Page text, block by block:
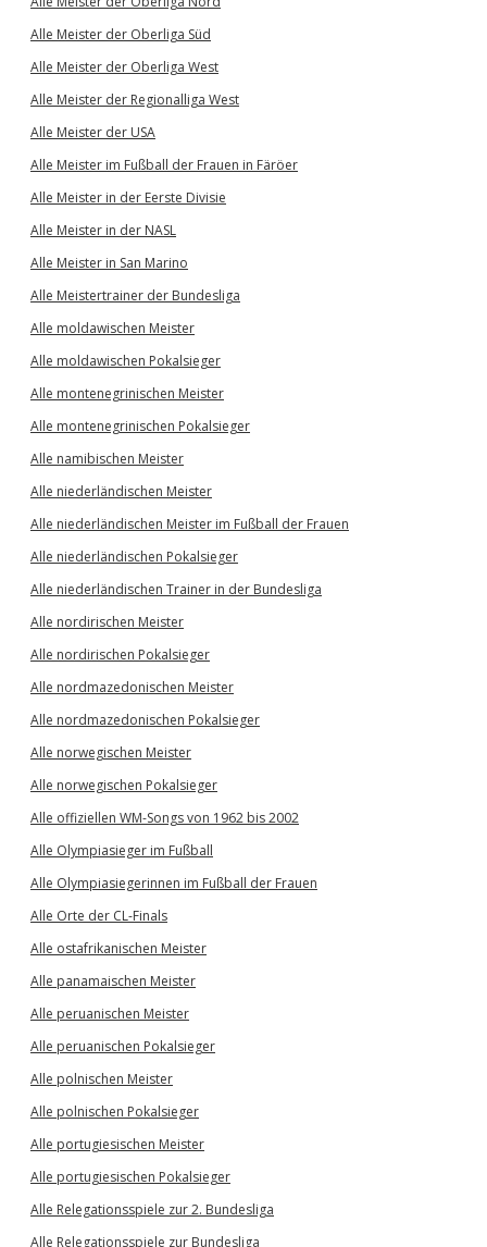
Alle Meister der Oberliga Süd
Alle Meister der Oberliga West
Alle Meister der Regionalliga West
Alle Meister der USA
Alle Meister im Fußball der Frauen in Färöer
Alle Meister in der Eerste Divisie
Alle Meister in der NASL
Alle Meister in San Marino
Alle Meistertrainer der Bundesliga
Alle moldawischen Meister
Alle moldawischen Pokalsieger
Alle montenegrinischen Meister
Alle montenegrinischen Pokalsieger
Alle namibischen Meister
Alle niederländischen Meister
Alle niederländischen Meister im Fußball der Frauen
Alle niederländischen Pokalsieger
Alle niederländischen Trainer in der Bundesliga
Alle nordirischen Meister
Alle nordirischen Pokalsieger
Alle nordmazedonischen Meister
Alle nordmazedonischen Pokalsieger
Alle norwegischen Meister
Alle norwegischen Pokalsieger
Alle offiziellen WM-Songs von 1962 bis 2002
Alle Olympiasieger im Fußball
Alle Olympiasiegerinnen im Fußball der Frauen
Alle Orte der CL-Finals
Alle ostafrikanischen Meister
Alle panamaischen Meister
Alle peruanischen Meister
Alle peruanischen Pokalsieger
Alle polnischen Meister
Alle polnischen Pokalsieger
Alle portugiesischen Meister
Alle portugiesischen Pokalsieger
Alle Relegationsspiele zur 2. Bundesliga
Alle Relegationsspiele zur Bundesliga